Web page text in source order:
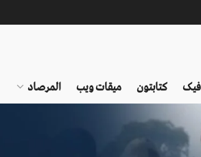
کتابتون میقات ویب المرصاد